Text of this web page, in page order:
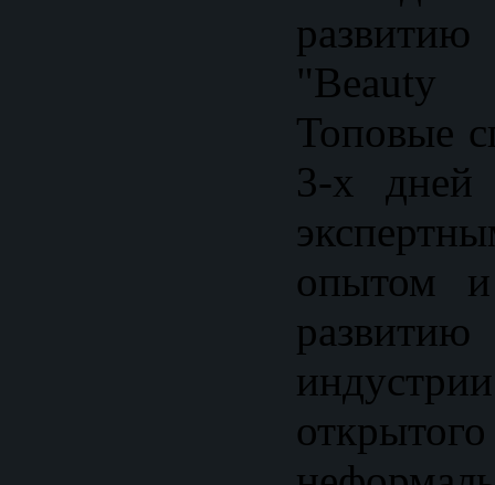
развитию
Топовые
3-х дней
опытом